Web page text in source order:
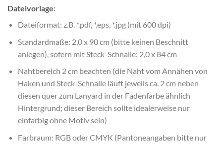
Dateivorlage:
Dateiformat: z.B. *.pdf, *.eps, *.jpg (mit 600 dpi)
Standardmaße: 2,0 x 90 cm (bitte keinen Beschnitt
anlegen), sofern mit Steck-Schnalle: 2,0 x 84 cm
Nahtbereich 2 cm beachten (die Naht vom Annähen von
Haken und Steck-Schnalle läuft jeweils ca. 2 cm neben
diesen quer zum Lanyard in der Fadenfarbe ähnlich
Hintergrund; dieser Bereich sollte idealerweise nur
einfarbig ohne Motiv sein)
Farbraum: RGB oder CMYK (Pantoneangaben bitte nur